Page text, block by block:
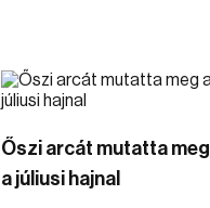
Őszi arcát mutatta meg
a júliusi hajnal